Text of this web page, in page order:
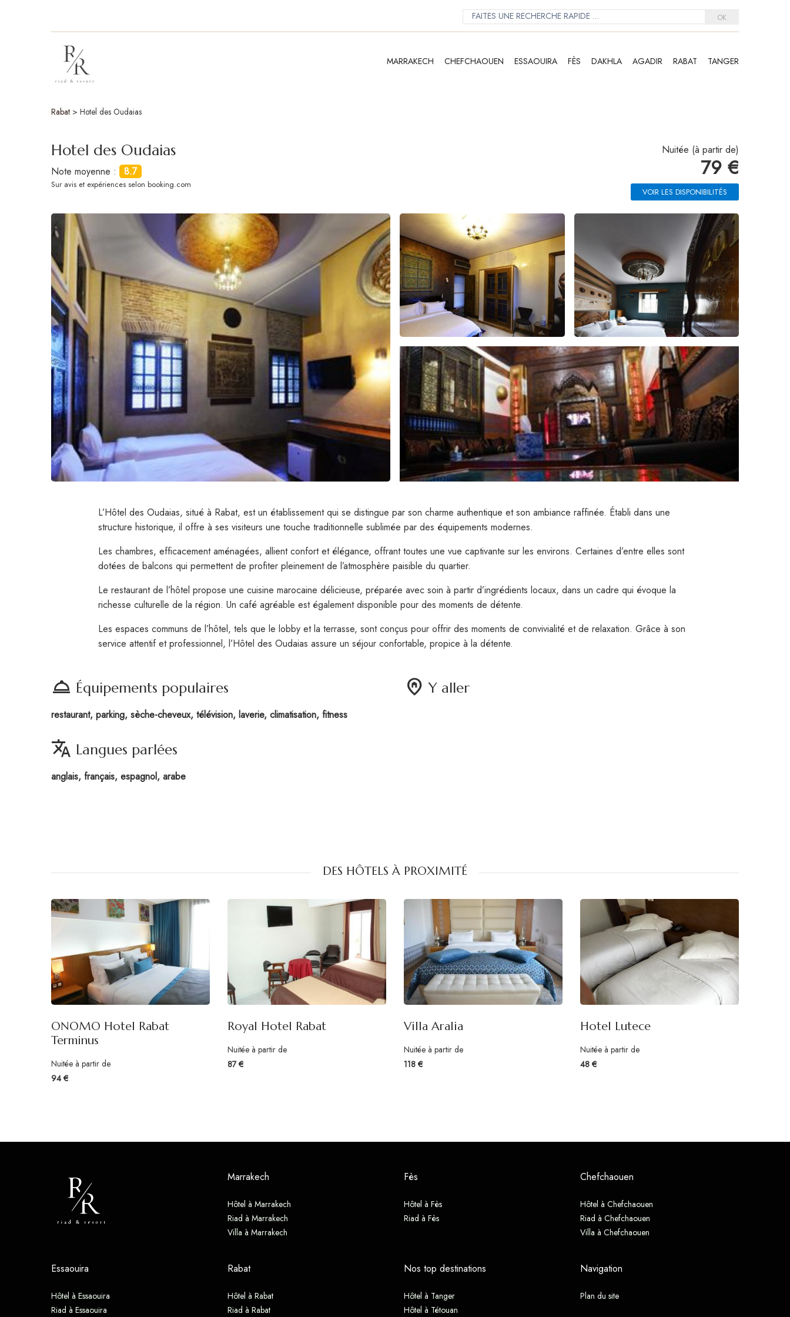
OK
MARRAKECH CHEFCHAOUEN ESSAOUIRA FÈS DAKHLA AGADIR RABAT TANGER
Rabat > Hotel des Oudaias
Hotel des Oudaias
Note moyenne : 8.7
Sur avis et expériences selon booking.com
Nuitée (à partir de)
79 €
VOIR LES DISPONIBILITÉS
L’Hôtel des Oudaias, situé à Rabat, est un établissement qui se distingue par son charme authentique et son ambiance raffinée. Établi dans une
structure historique, il offre à ses visiteurs une touche traditionnelle sublimée par des équipements modernes.
Les chambres, efficacement aménagées, allient confort et élégance, offrant toutes une vue captivante sur les environs. Certaines d’entre elles sont
dotées de balcons qui permettent de profiter pleinement de l’atmosphère paisible du quartier.
Le restaurant de l’hôtel propose une cuisine marocaine délicieuse, préparée avec soin à partir d’ingrédients locaux, dans un cadre qui évoque la
richesse culturelle de la région. Un café agréable est également disponible pour des moments de détente.
Les espaces communs de l’hôtel, tels que le lobby et la terrasse, sont conçus pour offrir des moments de convivialité et de relaxation. Grâce à son
service attentif et professionnel, l’Hôtel des Oudaias assure un séjour confortable, propice à la détente.
room_service Équipements populaires
restaurant, parking, sèche-cheveux, télévision, laverie, climatisation, fitness
translate Langues parlées
anglais, français, espagnol, arabe
home_pin Y aller
DES HÔTELS À PROXIMITÉ
ONOMO Hotel Rabat
Terminus
Nuitée à partir de
94 €
Royal Hotel Rabat
Nuitée à partir de
87 €
Villa Aralia
Nuitée à partir de
118 €
Hotel Lutece
Nuitée à partir de
48 €
Marrakech
Hôtel à Marrakech
Riad à Marrakech
Villa à Marrakech
Fès
Hôtel à Fès
Riad à Fès
Chefchaouen
Hôtel à Chefchaouen
Riad à Chefchaouen
Villa à Chefchaouen
Essaouira
Hôtel à Essaouira
Riad à Essaouira
Rabat
Hôtel à Rabat
Riad à Rabat
Nos top destinations
Hôtel à Tanger
Hôtel à Tétouan
Navigation
Plan du site